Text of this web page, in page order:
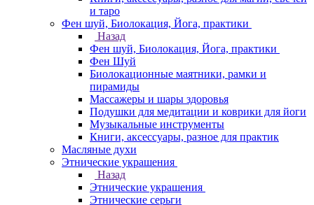
и таро
Фен шуй, Биолокация, Йога, практики
Назад
Фен шуй, Биолокация, Йога, практики
Фен Шуй
Биолокационные маятники, рамки и
пирамиды
Массажеры и шары здоровья
Подушки для медитации и коврики для йоги
Музыкальные инструменты
Книги, аксессуары, разное для практик
Масляные духи
Этнические украшения
Назад
Этнические украшения
Этнические серьги